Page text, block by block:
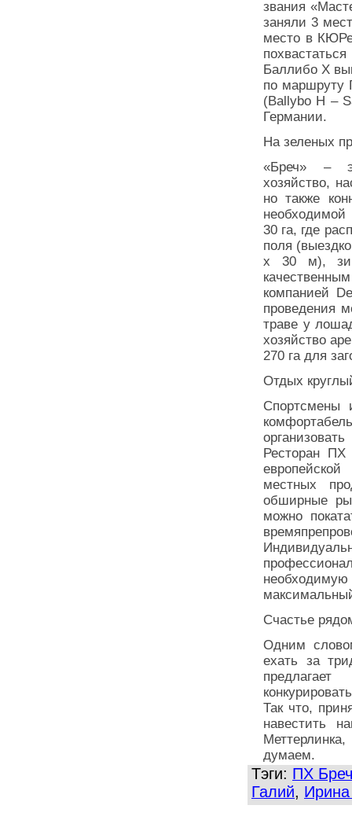
звания
заняли 3
место в
Баллибо Х
по маршруту
(Ballybo H –
Германии.
На зеленых
«Бреч» –
хозяйство,
но также
необходимой
30 га, где
поля
х 30 м),
компанией
проведения
траве у
хозяйство
270 га для
Отдых
Спортсмены
Ресторан
местных
обширные
можно
Счастье
Одним
ехать за
Так что,
навестить
думаем.
Тэги: ПХ Бреч
Галий,